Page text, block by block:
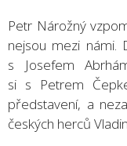
Petr Nárožný
nejsou mezi námi.
s Josefem
si s Petrem
představení, a
českých herců